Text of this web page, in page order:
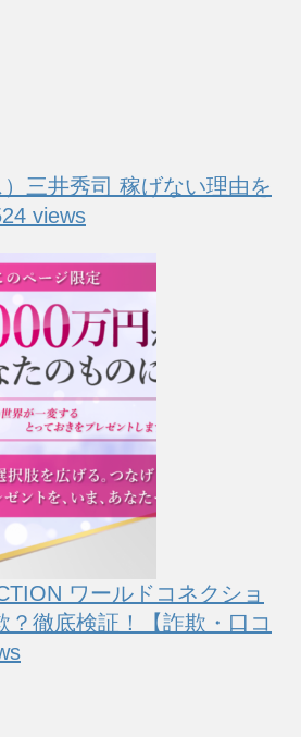
三井秀司 稼げない理由を
views
ワールドコネクショ
？徹底検証！【詐欺・口コ